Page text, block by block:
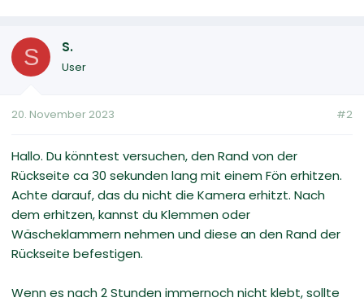
S S.
User
20. November 2023 #2
Hallo. Du könntest versuchen, den Rand von der
Rückseite ca 30 sekunden lang mit einem Fön erhitzen.
Achte darauf, das du nicht die Kamera erhitzt. Nach
dem erhitzen, kannst du Klemmen oder
Wäscheklammern nehmen und diese an den Rand der
Rückseite befestigen.
Wenn es nach 2 Stunden immernoch nicht klebt, sollte